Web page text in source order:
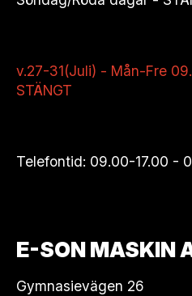
v.27-31(Juli) - Mån-Fre
STÄNGT
Telefontid: 09.00-17.00 -
E-SON MASKIN
Gymnasievägen 26